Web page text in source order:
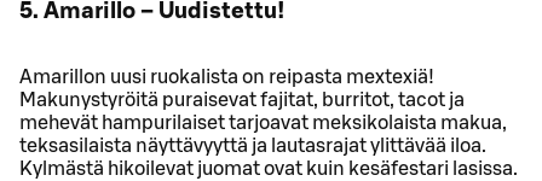
5. Amarillo – Uudistettu!
Amarillon uusi ruokalista on reipasta mextexiä!
Makunystyröitä puraisevat fajitat, burritot, tacot ja
mehevät hampurilaiset tarjoavat meksikolaista makua,
teksasilaista näyttävyyttä ja lautasrajat ylittävää iloa.
Kylmästä hikoilevat juomat ovat kuin kesäfestari lasissa.